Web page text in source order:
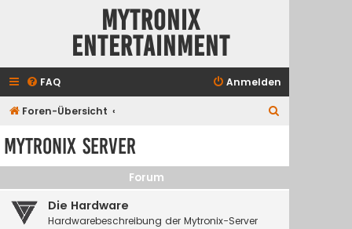
Mytronix
Entertainment
FAQ Anmelden
Foren-Übersicht
e
Mytronix Server
Forum
Die Hardware
Hardwarebeschreibung der Mytronix-Server